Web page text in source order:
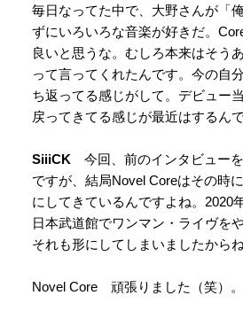
毎日なってた中で、大野さんが「
ずにいろいろな音楽が好きだ。
良いと思うな。むしろ本来はそう
って言ってくれたんです。今の自
ち返ってる感じがして。デビュー
戻ってきてる感じが最近はするんで
SiiiCK 今回、前のインタビュー
ですが、結局Novel Coreはその時
にしてきているんですよね。2020
日本武道館でワンマン・ライヴを
それも形にしてしまいましたからね
Novel Core 頑張りました（笑）。